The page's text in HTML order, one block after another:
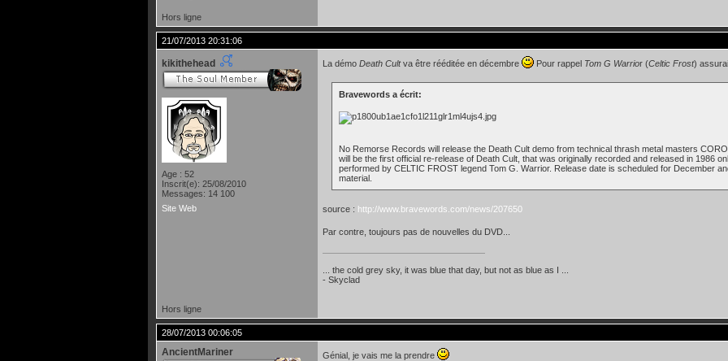
Hors ligne
21/07/2013 20:31:06
kikithehead
Age : 52
Inscrit(e): 25/08/2010
Messages: 14 100
Site Web
La démo Death Cultva être rééditée en décembre Pour rappel Tom G Warrior (Celtic Frost)
Bravewords a écrit:
No Remorse Records will release the Death Cult demo from technical thrash metal masters
will be the first official re-release of Death Cult, that was originally recorded and released in 1986
performed by CELTIC FROST legend Tom G. Warrior. Release date is scheduled for December
material.
source : http://www.bravewords.com/news/207650
Par contre, toujours pas de nouvelles du DVD...
... the cold grey sky, it was blue that day, but not as blue as I ...
- Skyclad
Hors ligne
28/07/2013 00:06:05
AncientMariner Génial, je vais me la prendre